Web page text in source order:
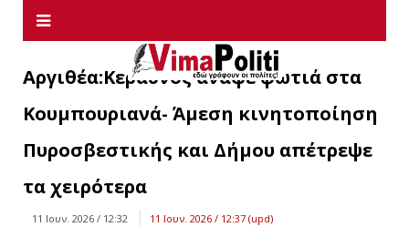
Aργιθέα:Κεραυνός άναψε φωτιά στα
Κουμπουριανά- Άμεση κινητοποίηση
Πυροσβεστικής και Δήμου απέτρεψε
τα χειρότερα
11 Ιουν. 2026 / 12:32 11 Ιουν. 2026 / 12:37 (upd)